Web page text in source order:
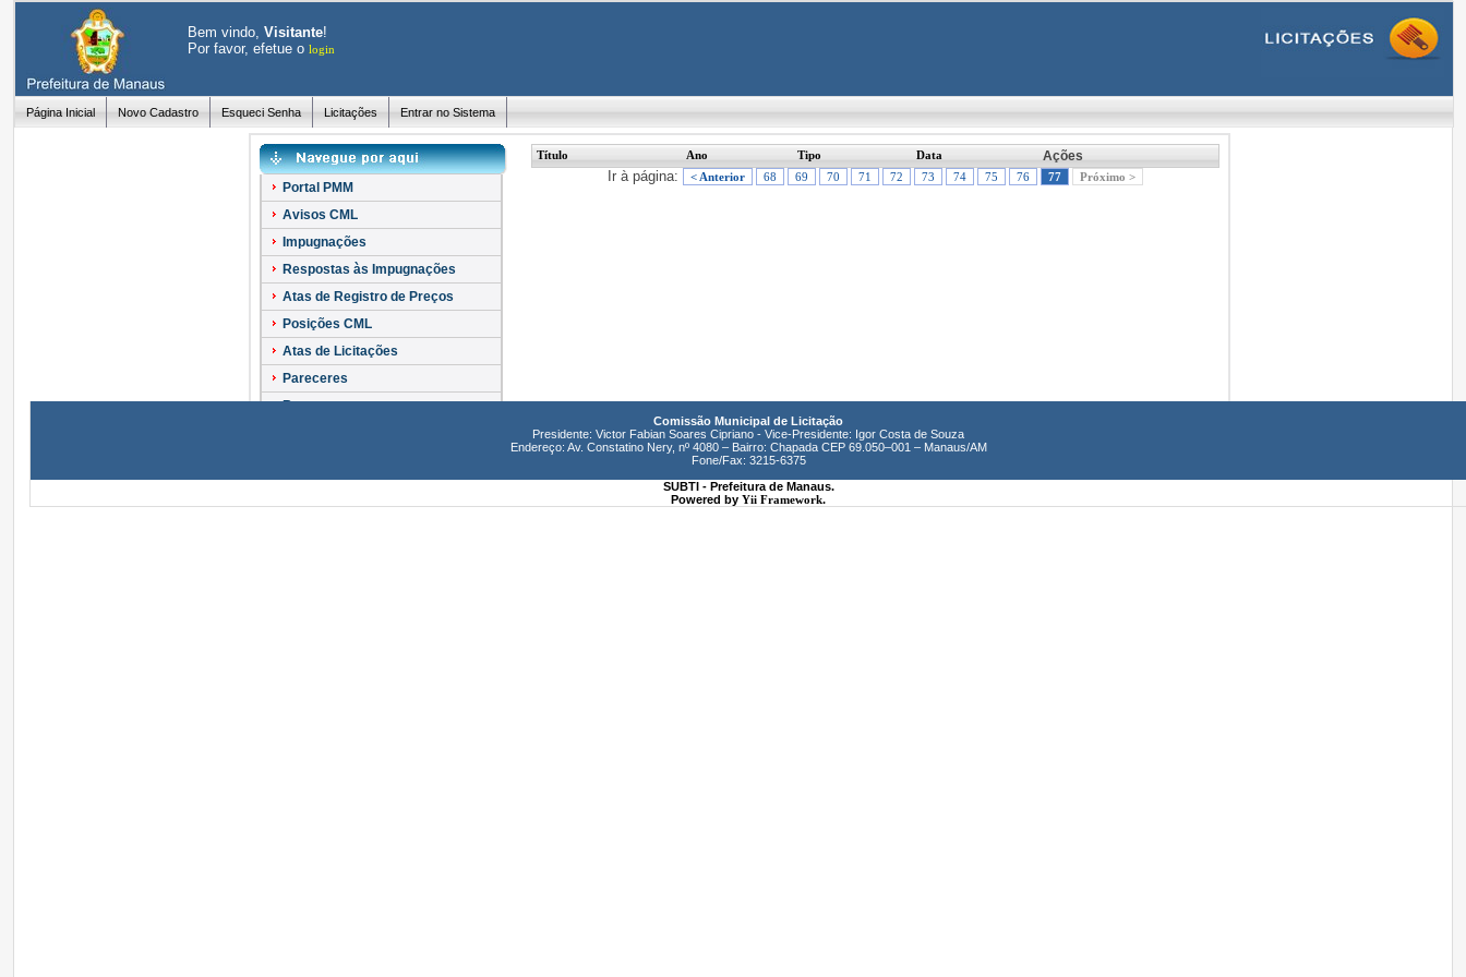
Bem vindo,Visitante!
Por favor, efetue ologin
Página Inicial Novo Cadastro Esqueci Senha Licitações Entrar no Sistema
Portal PMM
Avisos CML
Impugnações
Respostas às Impugnações
Atas de Registro de Preços
Posições CML
Atas de Licitações
Pareceres
Recursos
Título Ano Tipo Data Ações
Ir à página: < Anterior 68 69 70 71 72 73 74 75 76 77 Próximo >
Comissão Municipal de Licitação
Presidente: Victor Fabian Soares Cipriano - Vice-Presidente: Igor Costa de Souza
Endereço: Av. Constatino Nery, nº 4080 – Bairro: Chapada CEP 69.050–001 – Manaus/AM
Fone/Fax: 3215-6375
SUBTI - Prefeitura de Manaus.
Powered byYii Framework.